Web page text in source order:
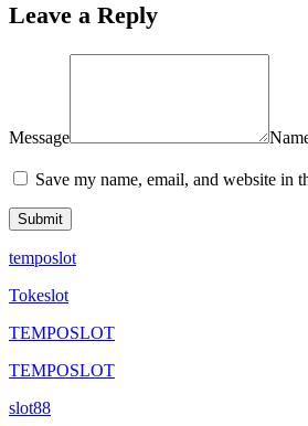
Leave a Reply
Message
Save my name, email, and website in
temposlot
Tokeslot
TEMPOSLOT
TEMPOSLOT
slot88